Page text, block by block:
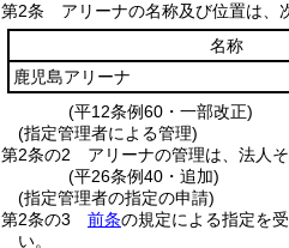
第2条
アリーナの名称及び位置は、
名称
鹿児島アリーナ
(平12条例60・一部改正)
(指定管理者による管理)
第2条の2
アリーナの管理は、法人
(平26条例40・追加)
(指定管理者の指定の申請)
第2条の3
前条の規定による指定を
い。